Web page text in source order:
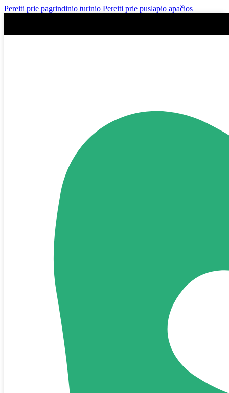
Pereiti prie pagrindinio turinio Pereiti prie puslapio apačios